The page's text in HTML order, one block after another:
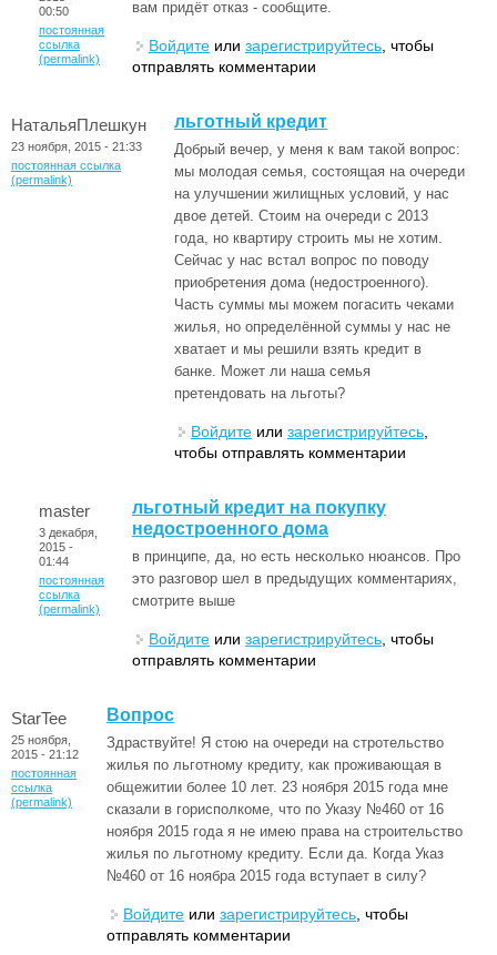
00:50
постоянная
ссылка
(permalink)
вам придёт отказ - сообщите.
Войдите или зарегистрируйтесь , чтобы
отправлять комментарии
НатальяПлешкун
23 ноября, 2015 - 21:33
постоянная ссылка
(permalink)
льготный кредит
Добрый вечер, у меня к вам такой вопрос:
мы молодая семья, состоящая на очереди
на улучшении жилищных условий, у нас
двое детей. Стоим на очереди с 2013
года, но квартиру строить мы не хотим.
Сейчас у нас встал вопрос по поводу
приобретения дома (недостроенного).
Часть суммы мы можем погасить чеками
жилья, но определённой суммы у нас не
хватает и мы решили взять кредит в
банке. Может ли наша семья
претендовать на льготы?
Войдите или зарегистрируйтесь
чтобы отправлять комментарии
master
3 декабря,
2015 -
01:44
постоянная
ссылка
(permalink)
льготный кредит на покупку
недостроенного дома
в принципе, да, но есть несколько нюансов. Про
это разговор шел в предыдущих комментариях,
смотрите выше
Войдите или зарегистрируйтесь , чтобы
отправлять комментарии
StarTee
25 ноября,
2015 - 21:12
постоянная
ссылка
(permalink)
Вопрос
Здраствуйте! Я стою на очереди на стротельство
жилья по льготному кредиту, как проживающая в
общежитии более 10 лет. 23 ноября 2015 года мне
сказали в горисполкоме, что по Указу №460 от 16
ноября 2015 года я не имею права на строительство
жилья по льготному кредиту. Если да. Когда Указ
№460 от 16 ноябра 2015 года вступает в силу?
Войдите или зарегистрируйтесь , чтобы
отправлять комментарии